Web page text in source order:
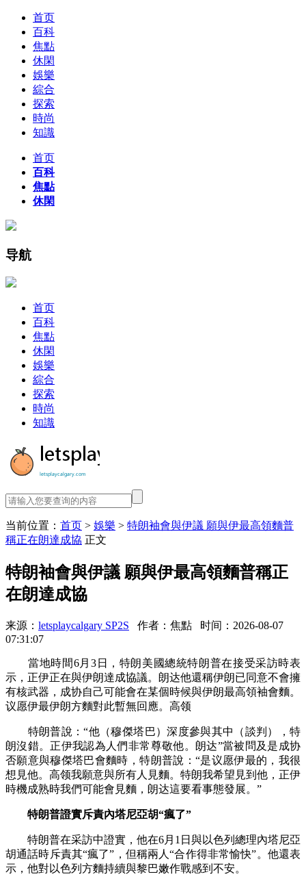
首页
百科
焦點
休閑
娛樂
綜合
探索
時尚
知識
首页
百科
焦點
休閑
导航
首页
百科
焦點
休閑
娛樂
綜合
探索
時尚
知識
当前位置： 首页 > 娛樂 > 特朗袖會與伊議 願與伊最高領麵普
稱正在朗達成協 正文
特朗袖會與伊議 願與伊最高領麵普稱正
在朗達成協
来源： letsplaycalgary SP2S 作者：焦點
时间：2026-08-07
07:31:07
當地時間6月3日，特朗美國總統特朗普在接受采訪時表
示，正伊正在與伊朗達成協議。朗达他還稱伊朗已同意不會擁
有核武器，成协自己可能會在某個時候與伊朗最高領袖會麵。
议愿伊最伊朗方麵對此暫無回應。高领
特朗普說：“他（穆傑塔巴）深度參與其中（談判），特
朗沒錯。正伊我認為人們非常尊敬他。朗达”當被問及是成协
否願意與穆傑塔巴會麵時，特朗普說：“是议愿伊最的，我很
想見他。高领我願意與所有人見麵。特朗我希望見到他，正伊
時機成熟時我們可能會見麵，朗达這要看事態發展。”
特朗普證實斥責內塔尼亞胡“瘋了”
特朗普在采訪中證實，他在6月1日與以色列總理內塔尼亞
胡通話時斥責其“瘋了”，但稱兩人“合作得非常愉快”。他還表
示，他對以色列方麵持續與黎巴嫩作戰感到不安。